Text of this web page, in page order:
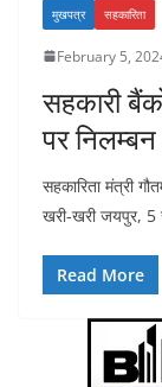
मुखपत्र सहकारिता
February 5,
सहकारी
पर निलम्बन
सहकारिता मंत्री
खरी-खरी जयपुर, 5
Read More